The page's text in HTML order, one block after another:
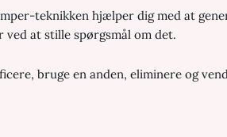
teknikken hjælper dig med at
at stille spørgsmål om det.
bruge en anden, eliminere og